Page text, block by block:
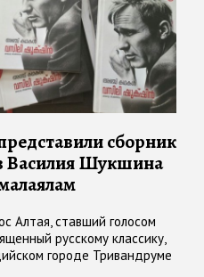
сборник
Василия Шукшина
Алтая, ставший голосом
русскому классику,
городе Тривандруме